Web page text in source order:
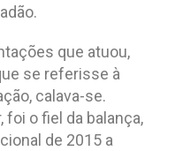
que atuou,
se referisse à
calava-se.
foi o fiel da balança,
de 2015 a